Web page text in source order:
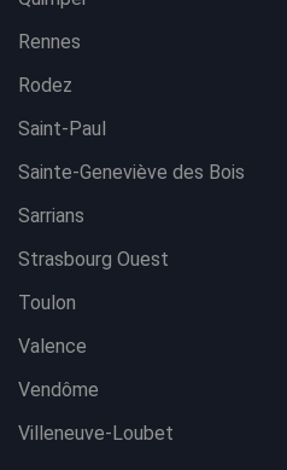
Rennes
Rodez
Saint-Paul
Sainte-Geneviève des Bois
Sarrians
Strasbourg Ouest
Toulon
Valence
Vendôme
Villeneuve-Loubet